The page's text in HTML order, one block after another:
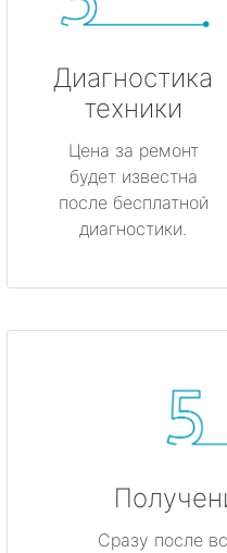
Диагностика
техники
Цена за ремонт
будет известна
после бесплатной
диагностики.
Сразу после